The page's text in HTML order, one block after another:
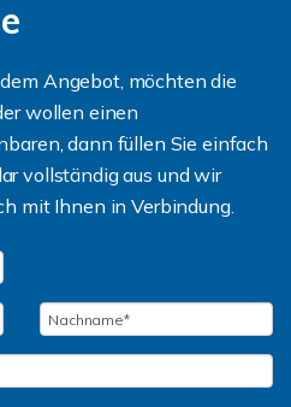
Angebot, möchten die
wollen einen
dann füllen Sie einfach
vollständig aus und wir
mit Ihnen in Verbindung.